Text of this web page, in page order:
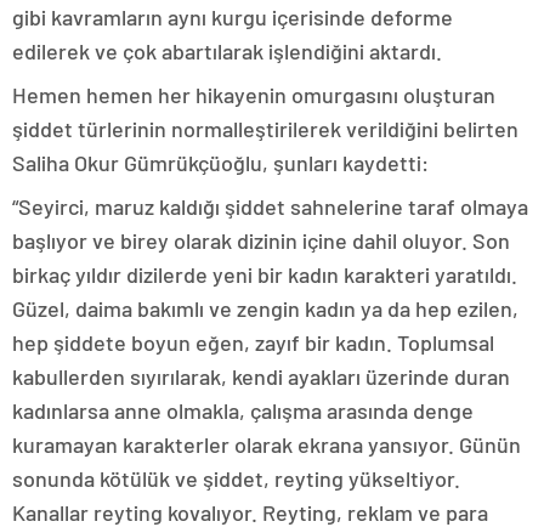
gibi kavramların aynı kurgu içerisinde deforme
edilerek ve çok abartılarak işlendiğini aktardı.
Hemen hemen her hikayenin omurgasını oluşturan
şiddet türlerinin normalleştirilerek verildiğini belirten
Saliha Okur Gümrükçüoğlu, şunları kaydetti:
“Seyirci, maruz kaldığı şiddet sahnelerine taraf olmaya
başlıyor ve birey olarak dizinin içine dahil oluyor. Son
birkaç yıldır dizilerde yeni bir kadın karakteri yaratıldı.
Güzel, daima bakımlı ve zengin kadın ya da hep ezilen,
hep şiddete boyun eğen, zayıf bir kadın. Toplumsal
kabullerden sıyırılarak, kendi ayakları üzerinde duran
kadınlarsa anne olmakla, çalışma arasında denge
kuramayan karakterler olarak ekrana yansıyor. Günün
sonunda kötülük ve şiddet, reyting yükseltiyor.
Kanallar reyting kovalıyor. Reyting, reklam ve para